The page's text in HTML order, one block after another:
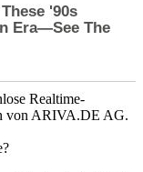
Realtime-
vonARIVA.DE AG.